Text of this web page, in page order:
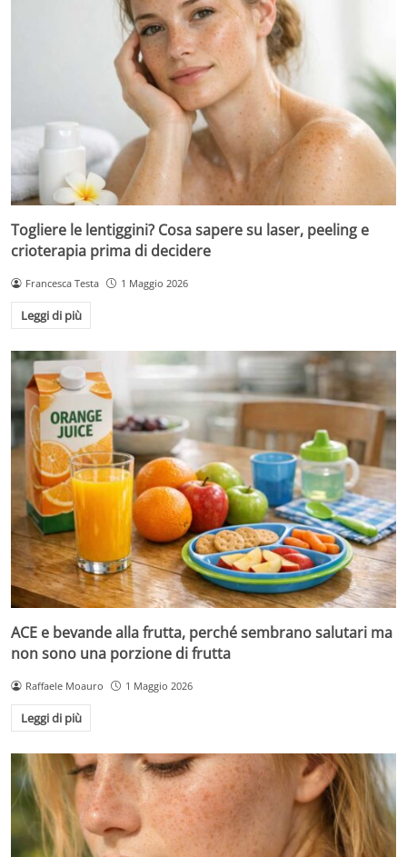
Togliere le lentiggini? Cosa sapere su laser, peeling e
crioterapia prima di decidere
Francesca Testa 1 Maggio 2026
Leggi di più
ACE e bevande alla frutta, perché sembrano salutari ma
non sono una porzione di frutta
Raffaele Moauro 1 Maggio 2026
Leggi di più